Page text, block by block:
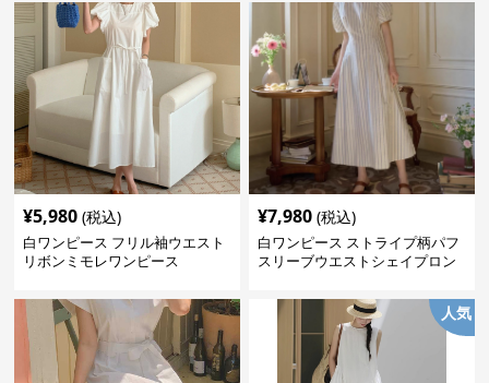
¥5,980 (税込)
白ワンピース フリル袖ウエスト
リボンミモレワンピース
¥7,980 (税込)
白ワンピース ストライプ柄パフ
スリーブウエストシェイプロン
人気